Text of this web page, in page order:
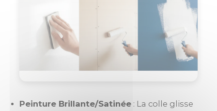
Peinture Brillante/Satinée : La colle glisse